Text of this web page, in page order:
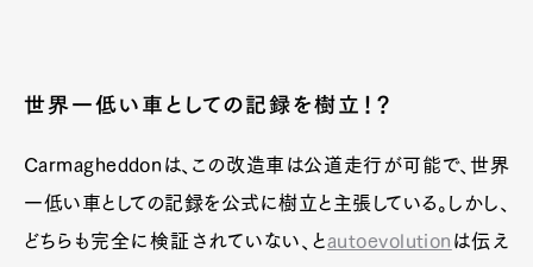
世界一低い車としての記録を樹立！？
Carmagheddonは、この改造車は公道走行が可能で、世界
一低い車としての記録を公式に樹立と主張している。しかし、
どちらも完全に検証されていない、とautoevolution は伝え